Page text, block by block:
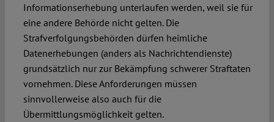
Informationserhebung unterlaufen werden, weil sie für
eine andere Behörde nicht gelten. Die
Strafverfolgungsbehörden dürfen heimliche
Datenerhebungen (anders als Nachrichtendienste)
grundsätzlich nur zur Bekämpfung schwerer Straftaten
vornehmen. Diese Anforderungen müssen
sinnvollerweise also auch für die
Übermittlungsmöglichkeit gelten.